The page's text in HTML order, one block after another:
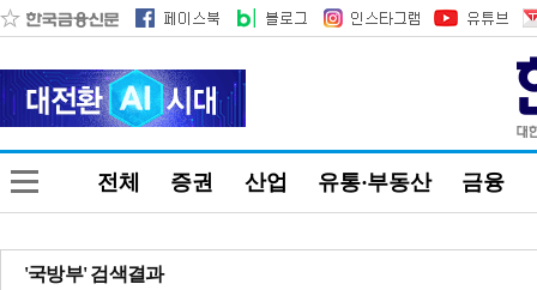
전체 증권 산업 유통·부동산 금융
'국방부' 검색결과